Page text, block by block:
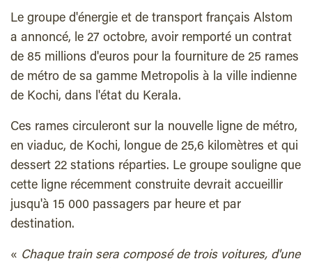
Le groupe d'énergie et de transport français Alstom
a annoncé, le 27 octobre, avoir remporté un contrat
de 85 millions d'euros pour la fourniture de 25 rames
de métro de sa gamme Metropolis à la ville indienne
de Kochi, dans l'état du Kerala.
Ces rames circuleront sur la nouvelle ligne de métro,
en viaduc, de Kochi, longue de 25,6 kilomètres et qui
dessert 22 stations réparties. Le groupe souligne que
cette ligne récemment construite devrait accueillir
jusqu'à 15 000 passagers par heure et par
destination.
« Chaque train sera composé de trois voitures, d'une